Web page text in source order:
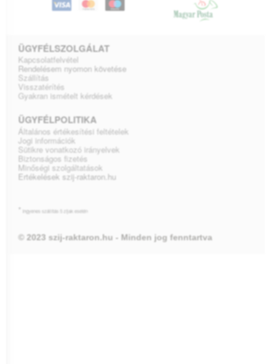
ÜGYFÉLSZOLGÁLAT
Kapcsolatfelvétel
Rendelésem nyomon követése
Szállítás
Visszatérítés
Gyakran ismételt kérdések
ÜGYFÉLPOLITIKA
Általános értékesítési feltételek
Jogi információk
Sütikre vonatkozó irányelvek
Biztonságos fizetés
Minőségi szolgáltatások
Ertékelések szij-raktaron.hu
* Ingyenes szállítás 5 zíjak esetén
© 2023 szij-raktaron.hu - Minden jog fenntartva